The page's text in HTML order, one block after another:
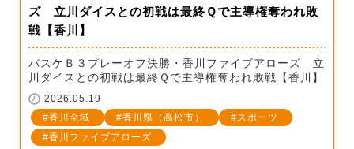
ズ 立川ダイスとの初戦は最終Ｑで主導権奪われ敗
戦【香川】
バスケＢ３プレーオフ決勝・香川ファイブアローズ 立
川ダイスとの初戦は最終Ｑで主導権奪われ敗戦【香川】
2026.05.19
香川全域
香川県（高松市）
スポーツ
香川ファイブアローズ